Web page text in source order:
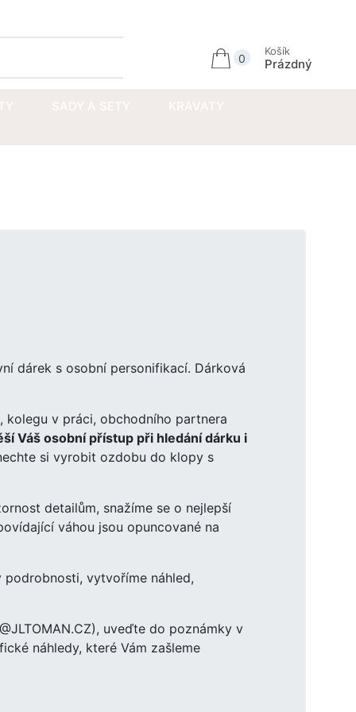
0
Košík
Prázdný
dárek s osobní personifikací. Dárková
kolegu v práci, obchodního partnera
Váš osobní přístup při hledání dárku i
si vyrobit ozdobu do klopy s
detailům, snažíme se o nejlepší
váhou jsou opuncované na
podrobnosti, vytvoříme náhled,
uveďte do poznámky v
náhledy, které Vám zašleme